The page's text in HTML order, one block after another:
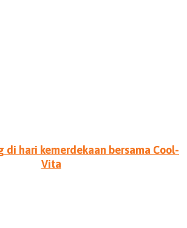
di hari kemerdekaan bersama Cool-
Vita